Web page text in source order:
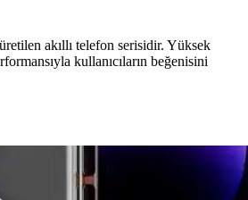
akıllı telefon serisidir. Yüksek
kullanıcıların beğenisini